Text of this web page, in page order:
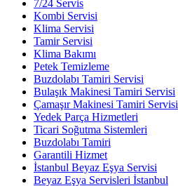
7/24 Servis
Kombi Servisi
Klima Servisi
Tamir Servisi
Klima Bakımı
Petek Temizleme
Buzdolabı Tamiri Servisi
Bulaşık Makinesi Tamiri Servisi
Çamaşır Makinesi Tamiri Servisi
Yedek Parça Hizmetleri
Ticari Soğutma Sistemleri
Buzdolabı Tamiri
Garantili Hizmet
İstanbul Beyaz Eşya Servisi
Beyaz Eşya Servisleri İstanbul